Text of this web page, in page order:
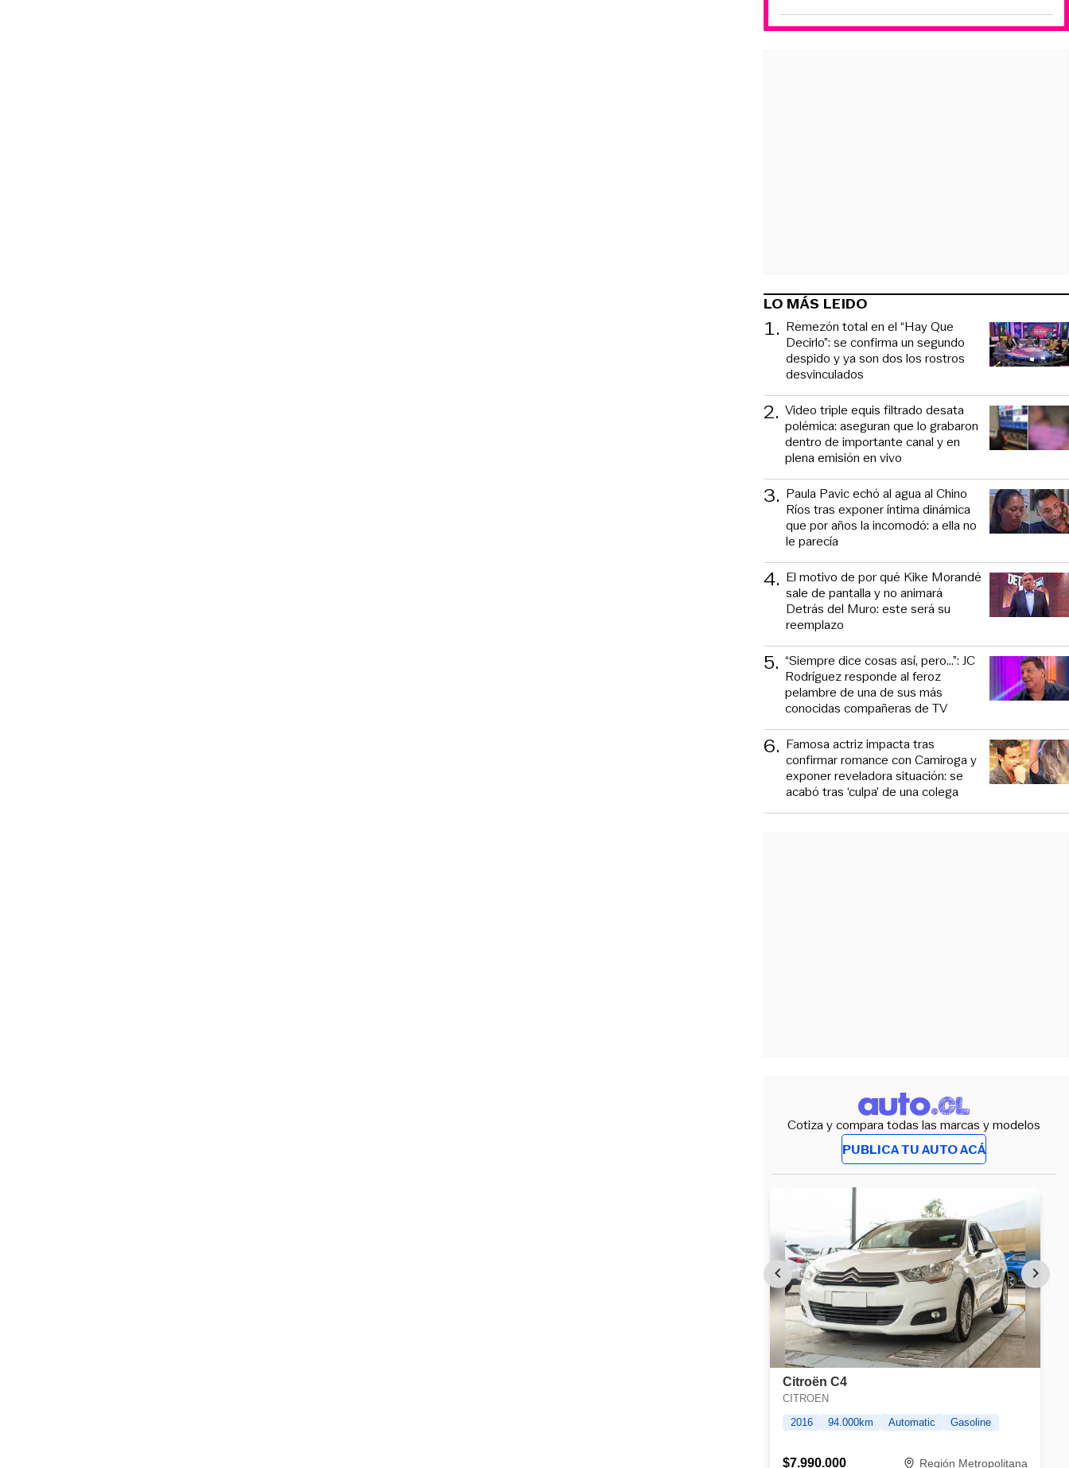
LO MÁS LEIDO
1. Remezón total en el “Hay Que
Decirlo”: se confirma un segundo
despido y ya son dos los rostros
desvinculados
2. Video triple equis filtrado desata
polémica: aseguran que lo grabaron
dentro de importante canal y en
plena emisión en vivo
3. Paula Pavic echó al agua al Chino
Ríos tras exponer íntima dinámica
que por años la incomodó: a ella no
le parecía
4. El motivo de por qué Kike Morandé
sale de pantalla y no animará
Detrás del Muro: este será su
reemplazo
5. “Siempre dice cosas así, pero...”: JC
Rodríguez responde al feroz
pelambre de una de sus más
conocidas compañeras de TV
6. Famosa actriz impacta tras
confirmar romance con Camiroga y
exponer reveladora situación: se
acabó tras ‘culpa’ de una colega
Cotiza y compara todas las marcas y modelos
PUBLICA TU AUTO ACÁ